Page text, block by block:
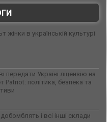
жінки в українській культурі
Україні ліцензію на
Patriot: політика, безпека та
і всі інші склади